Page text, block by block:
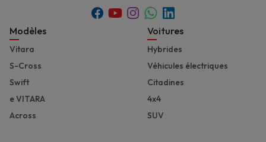
Facebook
YoutubeInstagram
Whatsapp
Linkedin
Footer
Modèles
Vitara
S-Cross
Swift
e VITARA
Across
Voitures
Hybrides
Véhicules électriques
Citadines
4x4
SUV